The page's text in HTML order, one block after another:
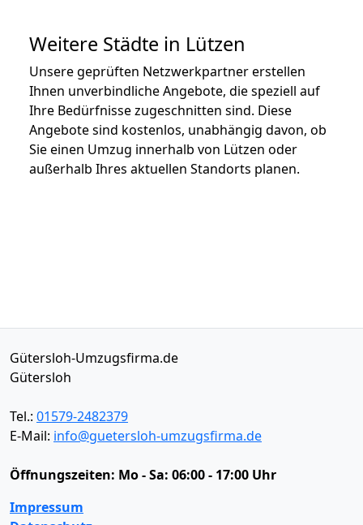
Weitere Städte in Lützen
Unsere geprüften Netzwerkpartner erstellen
Ihnen unverbindliche Angebote, die speziell auf
Ihre Bedürfnisse zugeschnitten sind. Diese
Angebote sind kostenlos, unabhängig davon, ob
Sie einen Umzug innerhalb von Lützen oder
außerhalb Ihres aktuellen Standorts planen.
Gütersloh-Umzugsfirma.de
Gütersloh
Tel.: 01579-2482379
E-Mail: info@guetersloh-umzugsfirma.de
Öffnungszeiten: Mo - Sa: 06:00 - 17:00 Uhr
Impressum